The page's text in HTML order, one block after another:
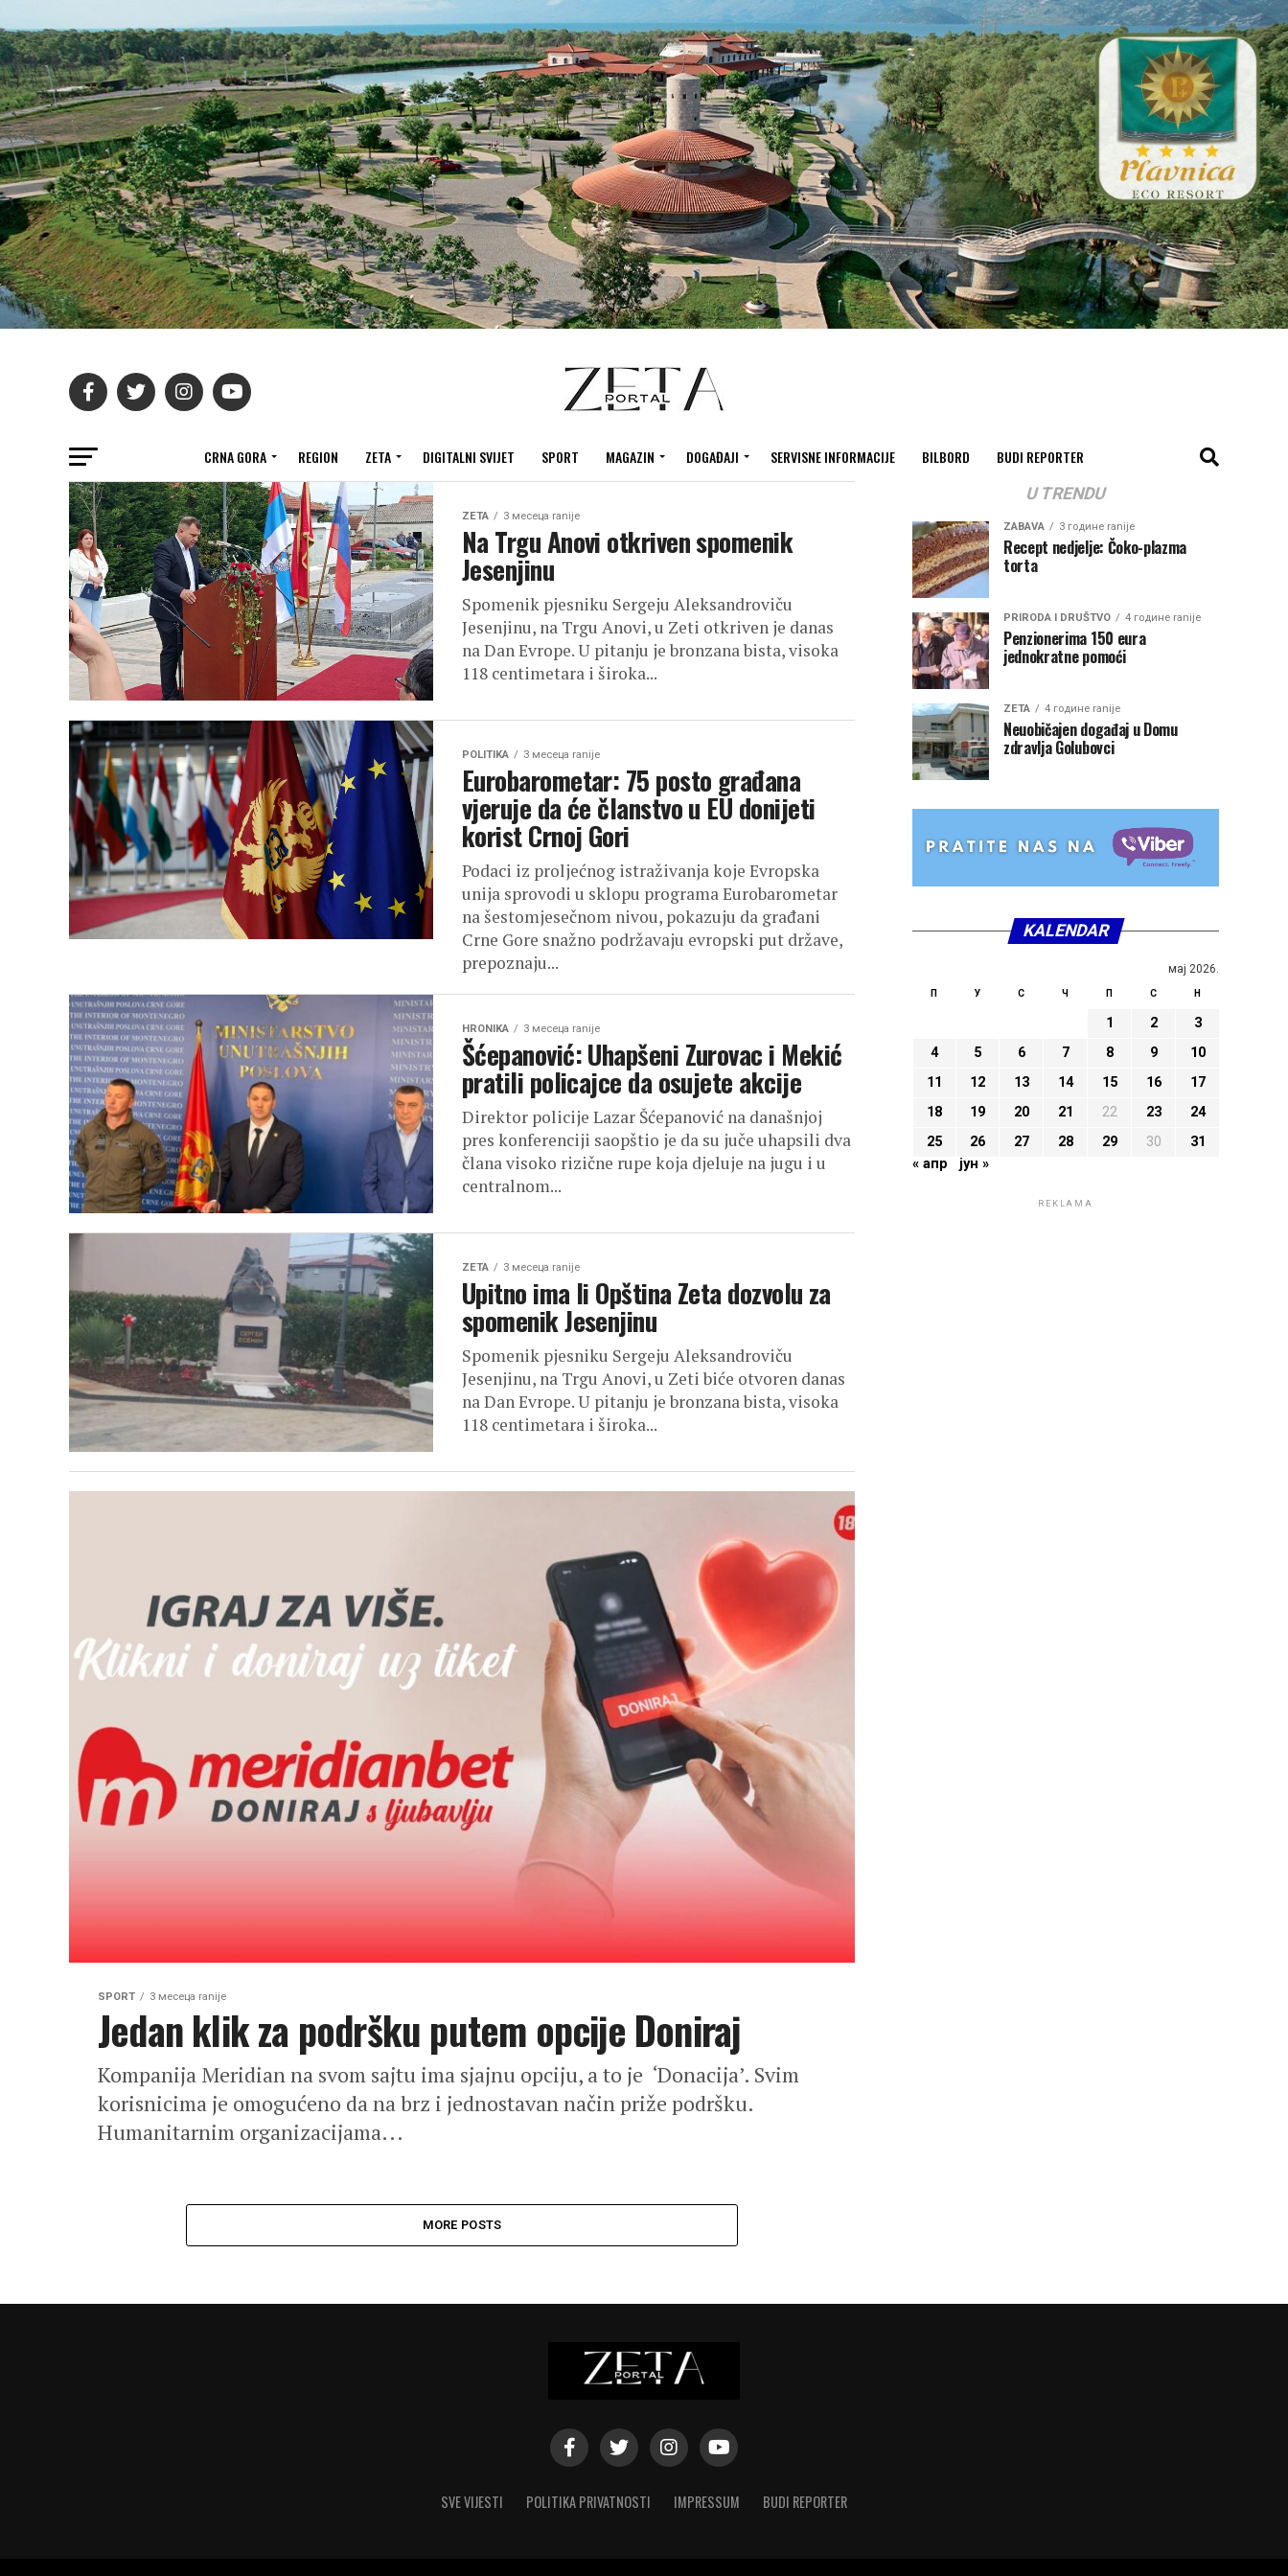
CRNA GORA REGION ZETA DIGITALNI SVIJET SPORT MAGAZIN DOGAĐAJI SERVISNE INFORMACIJE BILBORD BUDI REPORTER
ZETA 3 месеца ranije
Na Trgu Anovi otkriven spomenik
Jesenjinu
Spomenik pjesniku Sergeju Aleksandroviču
Jesenjinu, na Trgu Anovi, u Zeti otkriven je danas
na Dan Evrope. U pitanju je bronzana bista, visoka
118 centimetara i široka...
POLITIKA 3 месеца ranije
Eurobarometar: 75 posto građana
vjeruje da će članstvo u EU donijeti
korist Crnoj Gori
Podaci iz proljećnog istraživanja koje Evropska
unija sprovodi u sklopu programa Eurobarometar
na šestomjesečnom nivou, pokazuju da građani
Crne Gore snažno podržavaju evropski put države,
prepoznaju...
HRONIKA 3 месеца ranije
Šćepanović: Uhapšeni Zurovac i Mekić
pratili policajce da osujete akcije
Direktor policije Lazar Šćepanović na današnjoj
pres konferenciji saopštio je da su juče uhapsili dva
člana visoko rizične rupe koja djeluje na jugu i u
centralnom...
ZETA 3 месеца ranije
Upitno ima li Opština Zeta dozvolu za
spomenik Jesenjinu
Spomenik pjesniku Sergeju Aleksandroviču
Jesenjinu, na Trgu Anovi, u Zeti biće otvoren danas
na Dan Evrope. U pitanju je bronzana bista, visoka
118 centimetara i široka...
SPORT 3 месеца ranije
Jedan klik za podršku putem opcije Doniraj
Kompanija Meridian na svom sajtu ima sjajnu opciju, a to je ‘Donacija’. Svim
korisnicima je omogućeno da na brz i jednostavan način priže podršku.
Humanitarnim organizacijama...
MORE POSTS
U TRENDU
ZABAVA 3 године ranije
Recept nedjelje: Čoko-plazma
torta
PRIRODA I DRUŠTVO 4 године ranije
Penzionerima 150 eura
jednokratne pomoći
ZETA 4 године ranije
Neuobičajen događaj u Domu
zdravlja Golubovci
KALENDAR
мај 2026.
П У С Ч П С Н
1 2
3
4
5 6 7 8 9
10
11
12 13 14 15 16
17
18
19 20 21 22 23
24
25
26 27 28 29 30
31
« апр
јун »
REKLAMA
SVE VIJESTI POLITIKA PRIVATNOSTI IMPRESSUM BUDI REPORTER